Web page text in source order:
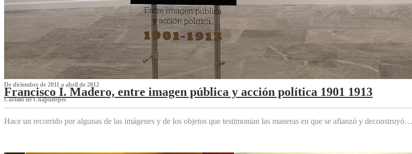
De diciembre de 2011 a abril de 2012
Francisco I. Madero, entre imagen pública y acción política 1901 1913
Castillo de Chapultepec
Hace un recorrido por algunas de las imágenes y de los objetos que testimonian las maneras en que se afianzó y deconstruyó…